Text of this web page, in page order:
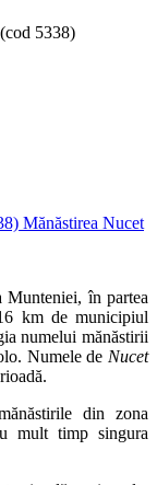
(cod 5338)
Munteniei, în partea
km de municipiul
numelui mănăstirii
Numele de Nucet
din zona
mult timp singura